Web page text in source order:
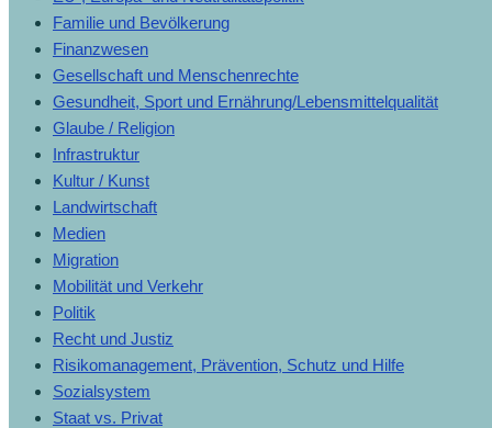
Familie und Bevölkerung
Finanzwesen
Gesellschaft und Menschenrechte
Gesundheit, Sport und Ernährung/Lebensmittelqualität
Glaube / Religion
Infrastruktur
Kultur / Kunst
Landwirtschaft
Medien
Migration
Mobilität und Verkehr
Politik
Recht und Justiz
Risikomanagement, Prävention, Schutz und Hilfe
Sozialsystem
Staat vs. Privat